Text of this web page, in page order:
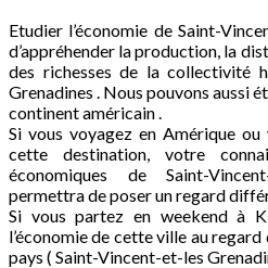
Etudier l’économie de Saint-
d’appréhender la production, la
des richesses de la collectivité
Grenadines . Nous pouvons aussi
continent américain .
Si vous voyagez en Amérique
cette destination, votre
économiques de Saint-
permettra de poser un regard
Si vous partez en weekend à
l’économie de cette ville au
pays ( Saint-Vincent-et-les